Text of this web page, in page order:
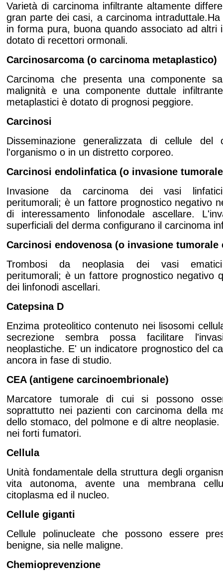
Varietà di carcinoma infiltrante altamente
gran parte dei casi, a carcinoma
in forma pura, buona quando associato ad altri
dotato di recettori ormonali.
Carcinosarcoma (o carcinoma metaplastico)
Carcinoma che presenta una componente
malignità e una componente duttale
metaplastici è dotato di prognosi peggiore.
Carcinosi
Disseminazione generalizzata di cellule del
l'organismo o in un distretto corporeo.
Carcinosi endolinfatica (o invasione
Invasione da carcinoma dei vasi linfatici
peritumorali; è un fattore prognostico negativo
di interessamento linfonodale ascellare.
superficiali del derma configurano il carcinoma
Carcinosi endovenosa (o invasione tumorale
Trombosi da neoplasia dei vasi ematici
peritumorali; è un fattore prognostico negativo
dei linfonodi ascellari.
Catepsina D
Enzima proteolitico contenuto nei lisosomi
secrezione sembra possa facilitare
neoplastiche. E' un indicatore prognostico del
ancora in fase di studio.
CEA (antigene carcinoembrionale)
Marcatore tumorale di cui si possono
soprattutto nei pazienti con carcinoma della
dello stomaco, del polmone e di altre
nei forti fumatori.
Cellula
Unità fondamentale della struttura degli
vita autonoma, avente una membrana
citoplasma ed il nucleo.
Cellule giganti
Cellule polinucleate che possono essere
benigne, sia nelle maligne.
Chemioprevenzione